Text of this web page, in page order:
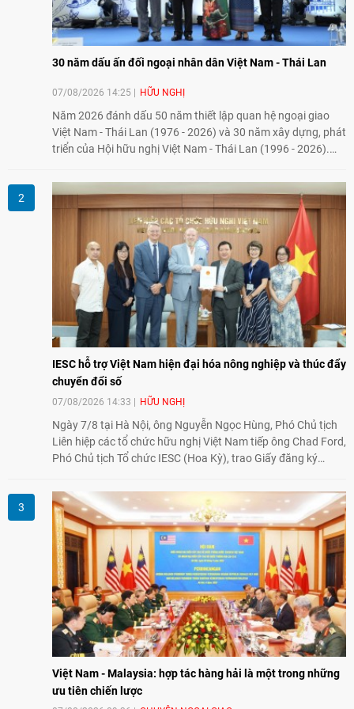
30 năm dấu ấn đối ngoại nhân dân Việt Nam - Thái Lan
07/08/2026 14:25 HỮU NGHỊ
Năm 2026 đánh dấu 50 năm thiết lập quan hệ ngoại giao
Việt Nam - Thái Lan (1976 - 2026) và 30 năm xây dựng, phát
triển của Hội hữu nghị Việt Nam - Thái Lan (1996 - 2026).
tình hữu nghị, đồng thời từng bước mở rộng hoạt động từ
giao lưu truyền thống sang kết nối địa phương, doanh
nghiệp, giáo dục, văn hóa và thế hệ trẻ, góp phần tăng
cường sự hiểu biết và hợp tác giữa nhân dân hai nước.
IESC hỗ trợ Việt Nam hiện đại hóa nông nghiệp và thúc đẩy
chuyển đổi số
07/08/2026 14:33 HỮU NGHỊ
Ngày 7/8 tại Hà Nội, ông Nguyễn Ngọc Hùng, Phó Chủ tịch
Liên hiệp các tổ chức hữu nghị Việt Nam tiếp ông Chad Ford,
Phó Chủ tịch Tổ chức IESC (Hoa Kỳ), trao Giấy đăng ký
đổi về định hướng triển khai Dự án "Mở rộng Thương mại
Nông nghiệp và An toàn thực phẩm Hoa Kỳ - Việt Nam",
hướng tới thúc đẩy chuyển đổi số, hiện đại hóa nông nghiệp
và mở rộng hợp tác phát triển giữa hai nước.
Việt Nam - Malaysia: hợp tác hàng hải là một trong những
ưu tiên chiến lược